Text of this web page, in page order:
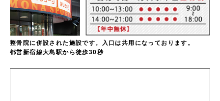
整骨院に併設された施設です。入口は共用になっております。
都営新宿線大島駅から徒歩30秒